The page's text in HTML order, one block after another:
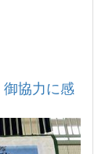
協力に感